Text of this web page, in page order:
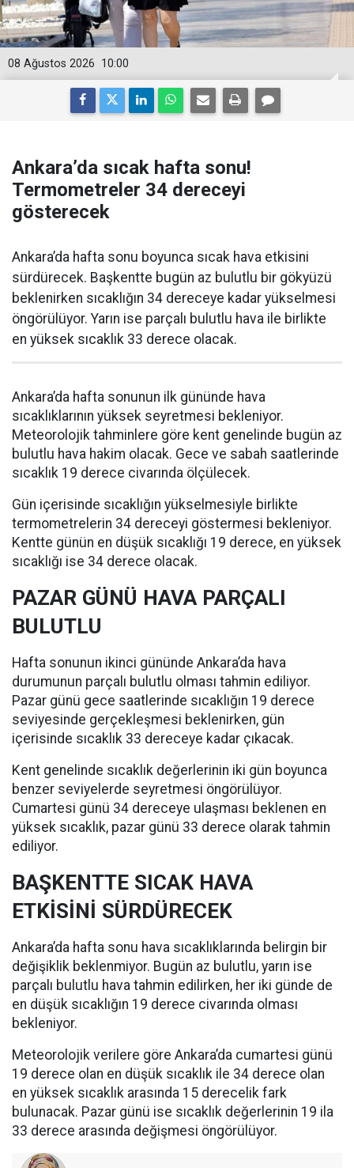
10:00
08 Ağustos 2026
Ankara’da sıcak hafta sonu!
Termometreler 34 dereceyi
gösterecek
Ankara’da hafta sonu boyunca sıcak hava etkisini
sürdürecek. Başkentte bugün az bulutlu bir gökyüzü
beklenirken sıcaklığın 34 dereceye kadar yükselmesi
öngörülüyor. Yarın ise parçalı bulutlu hava ile birlikte
en yüksek sıcaklık 33 derece olacak.
Ankara’da hafta sonunun ilk gününde hava
sıcaklıklarının yüksek seyretmesi bekleniyor.
Meteorolojik tahminlere göre kent genelinde bugün az
bulutlu hava hakim olacak. Gece ve sabah saatlerinde
sıcaklık 19 derece civarında ölçülecek.
Gün içerisinde sıcaklığın yükselmesiyle birlikte
termometrelerin 34 dereceyi göstermesi bekleniyor.
Kentte günün en düşük sıcaklığı 19 derece, en yüksek
sıcaklığı ise 34 derece olacak.
PAZAR GÜNÜ HAVA PARÇALI
BULUTLU
Hafta sonunun ikinci gününde Ankara’da hava
durumunun parçalı bulutlu olması tahmin ediliyor.
Pazar günü gece saatlerinde sıcaklığın 19 derece
seviyesinde gerçekleşmesi beklenirken, gün
içerisinde sıcaklık 33 dereceye kadar çıkacak.
Kent genelinde sıcaklık değerlerinin iki gün boyunca
benzer seviyelerde seyretmesi öngörülüyor.
Cumartesi günü 34 dereceye ulaşması beklenen en
yüksek sıcaklık, pazar günü 33 derece olarak tahmin
ediliyor.
BAŞKENTTE SICAK HAVA
ETKİSİNİ SÜRDÜRECEK
Ankara’da hafta sonu hava sıcaklıklarında belirgin bir
değişiklik beklenmiyor. Bugün az bulutlu, yarın ise
parçalı bulutlu hava tahmin edilirken, her iki günde de
en düşük sıcaklığın 19 derece civarında olması
bekleniyor.
Meteorolojik verilere göre Ankara’da cumartesi günü
19 derece olan en düşük sıcaklık ile 34 derece olan
en yüksek sıcaklık arasında 15 derecelik fark
bulunacak. Pazar günü ise sıcaklık değerlerinin 19 ila
33 derece arasında değişmesi öngörülüyor.